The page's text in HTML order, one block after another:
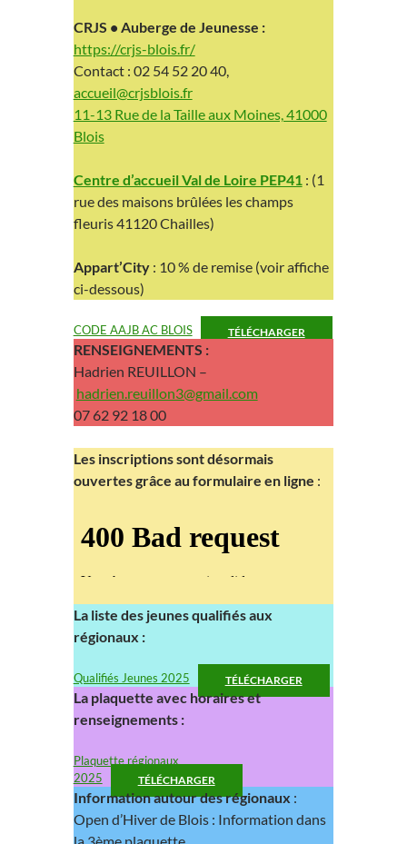
CRJS • Auberge de Jeunesse :
https://crjs-blois.fr/
Contact : 02 54 52 20 40,
accueil@crjsblois.fr
11-13 Rue de la Taille aux Moines, 41000
Blois
Centre d’accueil Val de Loire PEP41 : (1
rue des maisons brûlées les champs
fleuris 41120 Chailles)
Appart’City : 10 % de remise (voir affiche
ci-dessous)
CODE AAJB AC BLOIS TÉLÉCHARGER
RENSEIGNEMENTS :
Hadrien REUILLON –
hadrien.reuillon3@gmail.com
07 62 92 18 00
Les inscriptions sont désormais
ouvertes grâce au formulaire en ligne :
La liste des jeunes qualifiés aux
régionaux :
Qualifiés Jeunes 2025 TÉLÉCHARGER
La plaquette avec horaires et
renseignements :
Plaquette régionaux
2025
TÉLÉCHARGER
Information autour des régionaux :
Open d’Hiver de Blois : Information dans
la 3ème plaquette